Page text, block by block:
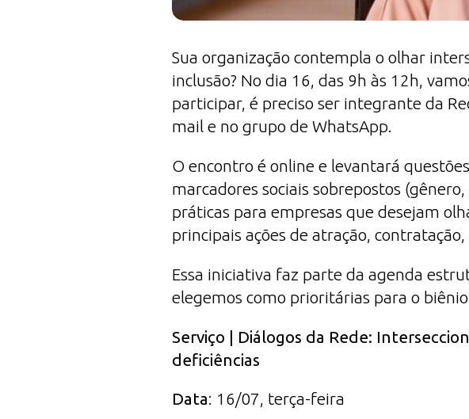
Sua organização contempla o olhar
inclusão? No dia 16, das 9h às 12h,
participar, é preciso ser integrante da
mail e no grupo de WhatsApp.
O encontro é online e levantará
marcadores sociais sobrepostos
práticas para empresas que desejam
principais ações de atração,
Essa iniciativa faz parte da agenda
elegemos como prioritárias para o
Serviço | Diálogos da Rede:
deficiências
Data: 16/07, terça-feira